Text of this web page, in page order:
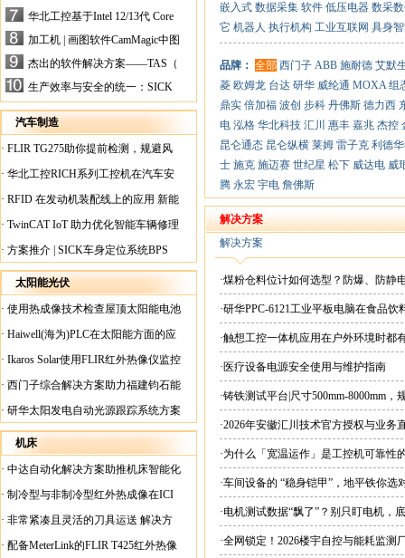
电气设备运行难题！
华北工控基于Intel 12/13代 Core
的ATX-6159嵌入式主板，推进
机器人市场
加工机 | 画图软件CamMagic中图
层整合的问题
杰出的软件解决方案——TAS（
Turck Automation Suite）
生产效率与安全的统一：SICK
关于机器人技术传感器解决方案
的采访
汽车制造
· FLIR TG275助你提前检测，规避风
险！
· 华北工控RICH系列工控机在汽车安
全检测行业中的应用
· RFID 在发动机装配线上的应用 新能
源汽车爆炸频发？
· TwinCAT IoT 助力优化智能车辆修理
· 方案推介 | SICK车身定位系统BPS
太阳能光伏
· 使用热成像技术检查屋顶太阳能电池
板
· Haiwell(海为)PLC在太阳能方面的应
用
· Ikaros Solar使用FLIR红外热像仪监控
已装太阳能电池板
· 西门子综合解决方案助力福建钧石能
源飞速发展
· 研华太阳发电自动光源跟踪系统方案
机床
· 中达自动化解决方案助推机床智能化
升级
· 制冷型与非制冷型红外热成像在ICI
工厂内完美配合
· 非常紧凑且灵活的刀具运送 解决方
案
· 配备MeterLink的FLIR T425红外热像
嵌入式 数据采集 软件 低压电器 数采
它 机器人 执行机构 工业互联网 具身
品牌： 全部 西门子 ABB 施耐德 艾默
菱 欧姆龙 台达 研华 威纶通 MOXA 组
鼎实 倍加福 波创 步科 丹佛斯 德力西
电 泓格 华北科技 汇川 惠丰 嘉兆 杰控
昆仑通态 昆仑纵横 莱姆 雷子克 利德
士 施克 施迈赛 世纪星 松下 威达电 威
腾 永宏 宇电 詹佛斯
解决方案
解决方案
·煤粉仓料位计如何选型？防爆、防静
·研华PPC-6121工业平板电脑在食品
·触想工控一体机应用在户外环境时都
·医疗设备电源安全使用与维护指南
·铸铁测试平台|尺寸500mm-8000mm，
·2026年安徽汇川技术官方授权与业务
现货直供平台
·为什么「宽温运作」是工控机可靠性
·车间设备的 “稳身铠甲”，地平铁你选
·电机测试数据“飘了”？别只盯电机，
·全网锁定！2026楼宇自控与能耗监